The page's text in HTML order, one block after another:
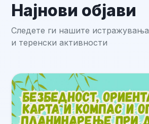
Најнови објави
Следете ги нашите истражувања
и теренски активности